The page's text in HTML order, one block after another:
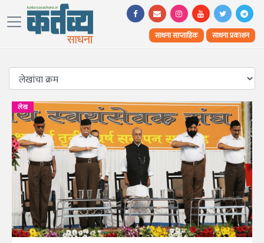
साधना साप्ताहिक साधना प्रकाशन
लेख